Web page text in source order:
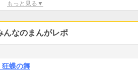
もっと見る▼
んなのまんがレポ
蝶の舞